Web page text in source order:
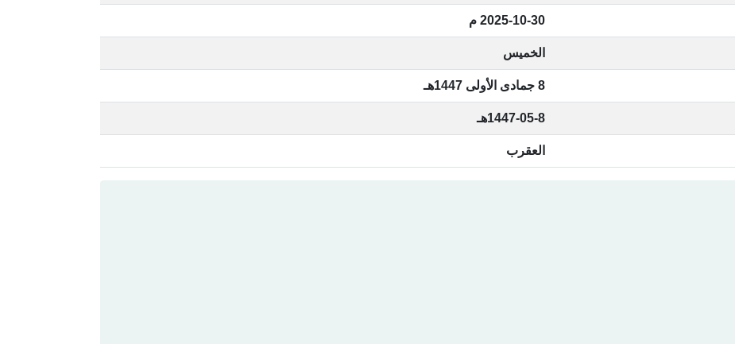
2025-10-30 م
الخميس
8 جمادى الأولى 1447هـ
1447-05-8هـ
العقرب